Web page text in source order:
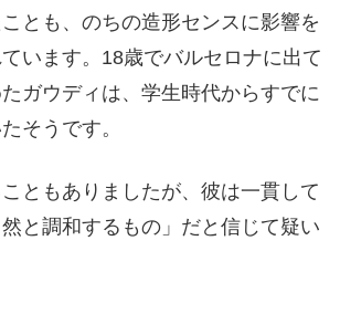
とも、のちの造形センスに影響を
います。18歳でバルセロナに出て
ガウディは、学生時代からすでに
そうです。
ともありましたが、彼は一貫して
然と調和するもの」だと信じて疑い